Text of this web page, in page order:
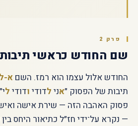
פרק 2
שם החודש כראשי תיבות
החודש אלול עצמו הוא רמז. השםא-
תיבות של הפסוק ״אני לדודי ודודי ל
פסוק האהבה הזה — שירת אישה
— נקרא על־ידי חז״ל כתיאור היחס